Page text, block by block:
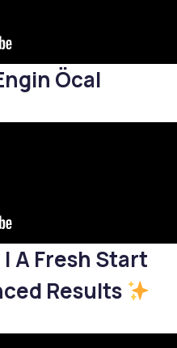
Öcal
A Fresh Start
Results